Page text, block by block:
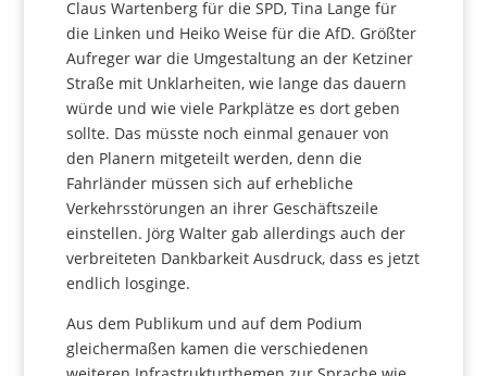
Claus Wartenberg für die SPD, Tina Lange für
die Linken und Heiko Weise für die AfD. Größter
Aufreger war die Umgestaltung an der Ketziner
Straße mit Unklarheiten, wie lange das dauern
würde und wie viele Parkplätze es dort geben
sollte. Das müsste noch einmal genauer von
den Planern mitgeteilt werden, denn die
Fahrländer müssen sich auf erhebliche
Verkehrsstörungen an ihrer Geschäftszeile
einstellen. Jörg Walter gab allerdings auch der
verbreiteten Dankbarkeit Ausdruck, dass es jetzt
endlich losginge.
Aus dem Publikum und auf dem Podium
gleichermaßen kamen die verschiedenen